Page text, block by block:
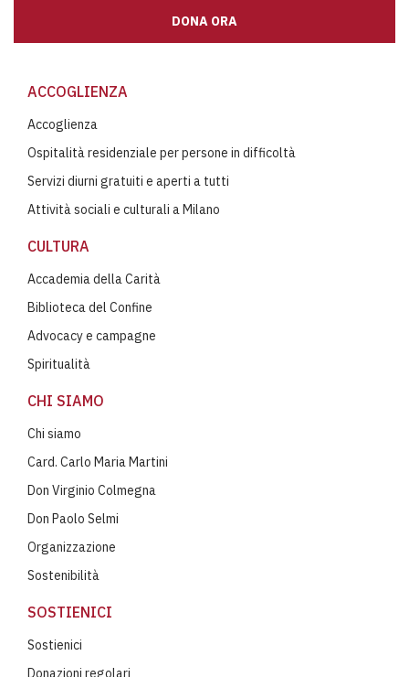
DONA ORA
ACCOGLIENZA
Accoglienza
Ospitalità residenziale per persone in difficoltà
Servizi diurni gratuiti e aperti a tutti
Attività sociali e culturali a Milano
CULTURA
Accademia della Carità
Biblioteca del Confine
Advocacy e campagne
Spiritualità
CHI SIAMO
Chi siamo
Card. Carlo Maria Martini
Don Virginio Colmegna
Don Paolo Selmi
Organizzazione
Sostenibilità
SOSTIENICI
Sostienici
Donazioni regolari